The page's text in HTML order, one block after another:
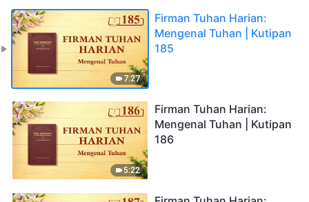
7:27
Firman Tuhan Harian:
Mengenal Tuhan | Kutipan
185
5:22
Firman Tuhan Harian:
Mengenal Tuhan | Kutipan
186